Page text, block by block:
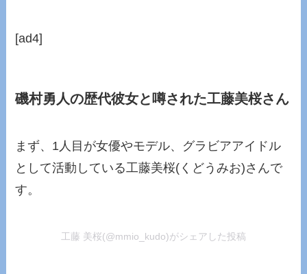
[ad4]
磯村勇人の歴代彼女と噂された工藤美桜さん
まず、1人目が女優やモデル、グラビアアイドル
として活動している工藤美桜(くどうみお)さんで
す。
工藤 美桜(@mmio_kudo)がシェアした投稿